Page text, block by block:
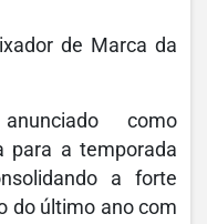
de Marca da
como
para a temporada
a forte
do último ano com